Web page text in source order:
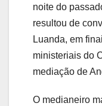
noite do
resultou de
Luanda, em
ministeriais do
mediação de
O medianeiro